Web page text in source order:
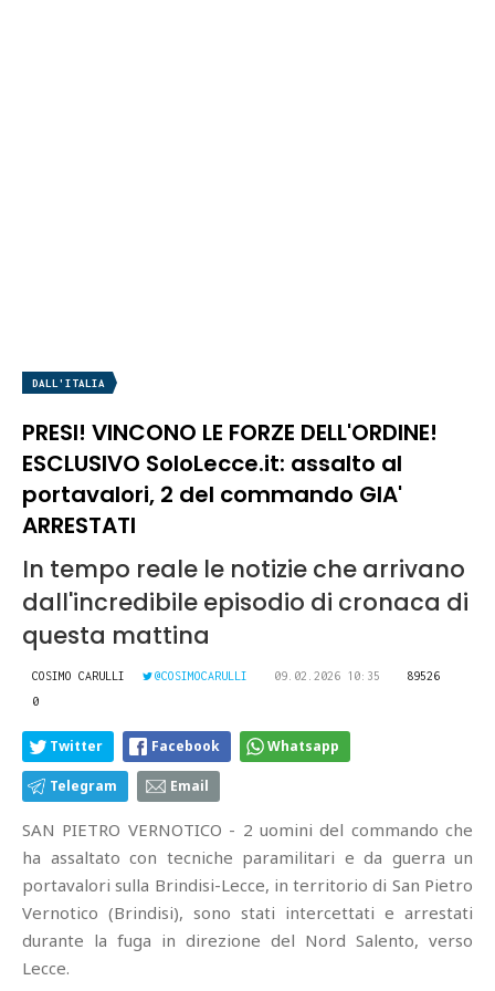
DALL'ITALIA
PRESI! VINCONO LE FORZE DELL'ORDINE!
ESCLUSIVO SoloLecce.it: assalto al
portavalori, 2 del commando GIA'
ARRESTATI
In tempo reale le notizie che arrivano
dall'incredibile episodio di cronaca di
questa mattina
COSIMO CARULLI @COSIMOCARULLI 09.02.2026 10:35
89526
0
Twitter Facebook Whatsapp
Telegram Email
SAN PIETRO VERNOTICO - 2 uomini del commando che
ha assaltato con tecniche paramilitari e da guerra un
portavalori sulla Brindisi-Lecce, in territorio di San Pietro
Vernotico (Brindisi), sono stati intercettati e arrestati
durante la fuga in direzione del Nord Salento, verso
Lecce.